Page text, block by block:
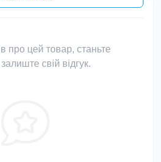
про цей товар, станьте
свій відгук.